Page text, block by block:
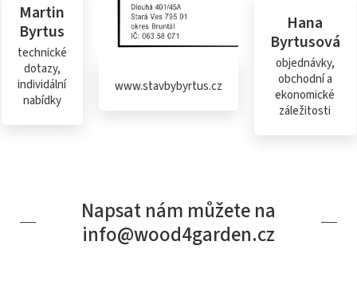
Martin
Byrtus
technické
dotazy,
individální
nabídky
www.stavbybyrtus.cz
Hana
Byrtusová
objednávky,
obchodní a
ekonomické
záležitosti
Napsat nám můžete na
info@wood4garden.cz